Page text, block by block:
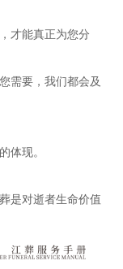
才能真正为您分
需要，我们都会及
体现。
是对逝者生命价值